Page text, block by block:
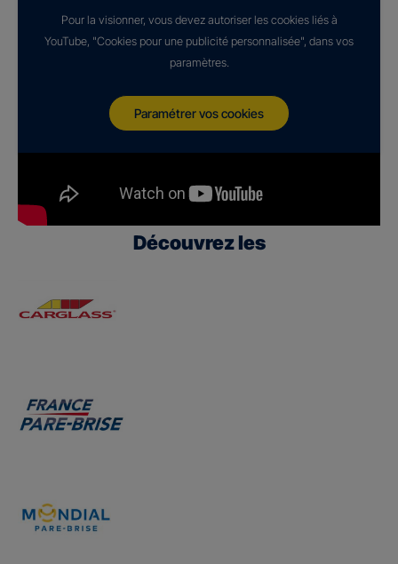
Pour la visionner, vous devez autoriser les cookies liés à
YouTube, "Cookies pour une publicité personnalisée", dans vos
paramètres.
Paramétrer vos cookies
Découvrez les